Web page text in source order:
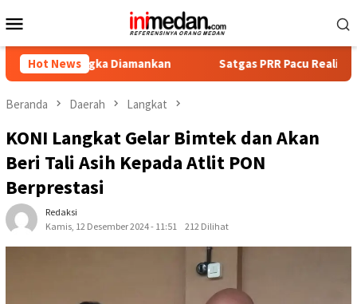
ke
Mobile
Hot News
Diamankan Satgas PRR Pacu Realisasi
Beranda Daerah Langkat
KONI Langkat Gelar Bimtek dan Akan
Beri Tali Asih Kepada Atlit PON
Berprestasi
Redaksi
Kamis, 12 Desember 2024 - 11:51
212 Dilihat